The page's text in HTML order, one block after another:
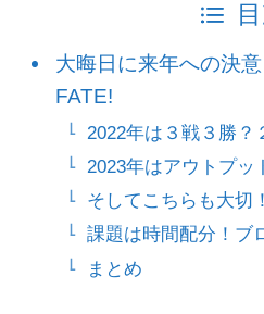
大晦日に来年への決
FATE!
2022年は３戦３勝？
2023年はアウトプッ
そしてこちらも大切
課題は時間配分！ブ
まとめ